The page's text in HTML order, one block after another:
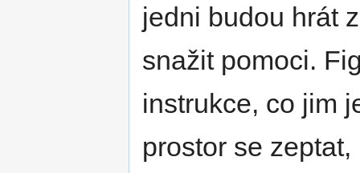
jedni budou hrát
snažit pomoci.
instrukce, co jim
prostor se